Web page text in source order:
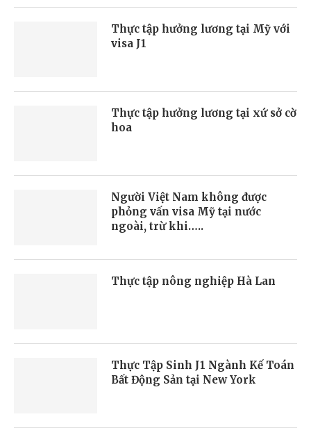
Thực tập hưởng lương tại Mỹ với
visa J1
Thực tập hưởng lương tại xứ sở cờ
hoa
Người Việt Nam không được
phỏng vấn visa Mỹ tại nước
ngoài, trừ khi…..
Thực tập nông nghiệp Hà Lan
Thực Tập Sinh J1 Ngành Kế Toán
Bất Động Sản tại New York